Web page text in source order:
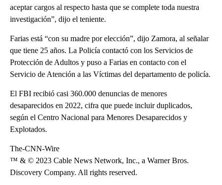
aceptar cargos al respecto hasta que se complete toda nuestra
investigación”, dijo el teniente.
Farias está “con su madre por elección”, dijo Zamora, al señalar
que tiene 25 años. La Policía contactó con los Servicios de
Protección de Adultos y puso a Farias en contacto con el
Servicio de Atención a las Víctimas del departamento de policía.
El FBI recibió casi 360.000 denuncias de menores
desaparecidos en 2022, cifra que puede incluir duplicados,
según el Centro Nacional para Menores Desaparecidos y
Explotados.
The-CNN-Wire
™ & © 2023 Cable News Network, Inc., a Warner Bros.
Discovery Company. All rights reserved.